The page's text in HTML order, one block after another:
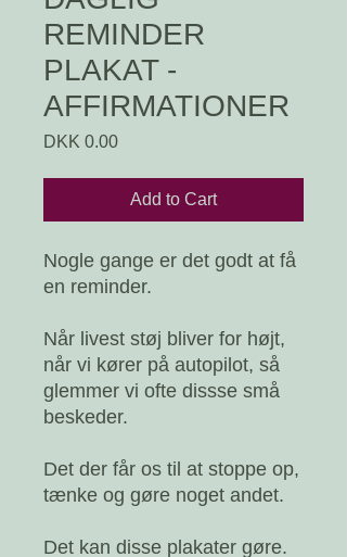
REMINDER
PLAKAT -
AFFIRMATIONER
DKK 0.00Price
Add to Cart
Nogle gange er det godt at få
en reminder.
Når livest støj bliver for højt,
når vi kører på autopilot, så
glemmer vi ofte dissse små
beskeder.
Det der får os til at stoppe op,
tænke og gøre noget andet.
Det kan disse plakater gøre.